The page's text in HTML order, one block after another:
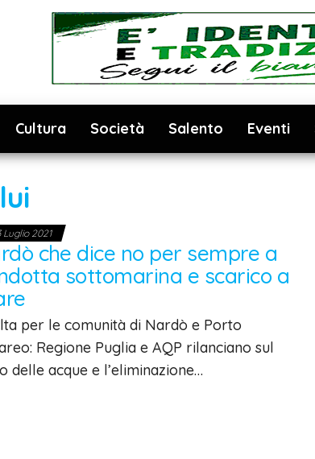
Cultura Società Salento Eventi
Luglio 2021
che dice no per sempre a
sottomarina e scarico a
per le comunità di Nardò e Porto
Regione Puglia e AQP rilanciano sul
delle acque e l’eliminazione…